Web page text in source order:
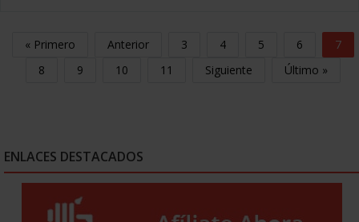
« Primero Anterior 3 4 5 6
7
8
9 10 11 Siguiente Último »
ENLACES DESTACADOS